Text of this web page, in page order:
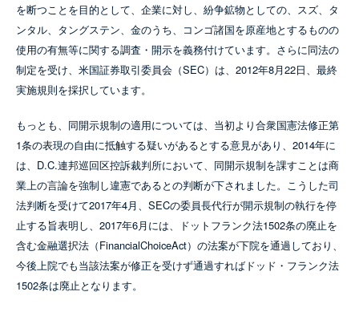
を断つことを目的として、企業に対し、紛争鉱物としての、スズ、タ
ンタル、タングステン、金のうち、コンゴ諸国を原産地とするものの
使用の有無等に関する調査・開示を義務付けています。さらに同法の
制定を受け、米国証券取引委員会（SEC）は、2012年8月22日、最終
実施規則を採択しています。
もっとも、同開示規制の適用については、当初より合衆国憲法修正第
1条の表現の自由に抵触する疑いがあるとする意見があり、2014年に
は、D.C.連邦巡回区控訴裁判所において、同開示規制を課すことは商
業上の言論を強制し違憲であるとの判断が下されました。こうした司
法判断を受けて2017年4月、SECの委員長代行が開示規制の執行を停
止する旨表明し、2017年6月には、ドットフランク法1502条の廃止を
含む金融選択法（FinancialChoiceAct）の法案が下院を通過しており、
今後上院でも当該法案が修正を受けず通過すればドッド・フランク法
1502条は廃止となります。